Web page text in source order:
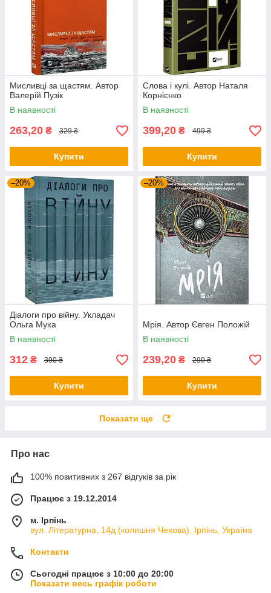
Мисливці за щастям. Автор
Валерій Пузік
В наявності
263,20 ₴ 329 ₴
Купити
Слова і кулі. Автор Наталя
Корнієнко
В наявності
399,20 ₴ 499 ₴
Купити
–20%
Діалоги про війну. Укладач
Ольга Муха
В наявності
312 ₴ 390 ₴
Купити
–20%
Мрія. Автор Євген Положій
В наявності
239,20 ₴ 299 ₴
Купити
Показати ще
Про нас
100% позитивних з 267 відгуків за рік
Працює з 19.12.2014
м. Ірпінь
вул. Літературна, 14д (колишня Чехова), Ірпінь, Україна
Контакти
Сьогодні працює з 10:00 до 20:00
Показати весь графік роботи